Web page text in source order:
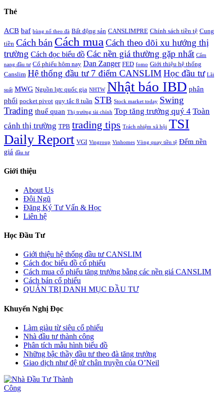
Thẻ
ACB baf bùng nổ theo đà Bất động sản CANSLIMPRE Chính sách tiền tệ Cung
tiền Cách bán Cách mua Cách theo dõi xu hướng thị
trường Cách đọc biểu đồ Các nền giá thường gặp nhất Cẩm
nang đầu tư Cổ phiếu hôm nay Dan Zanger FED fomo Giới thiệu hệ thống
Canslim Hệ thống đầu tư 7 điểm CANSLIMHọc đầu tư Lãi
suất MWG Nguồn lực quốc gia NHTW Nhật báo IBD phân
phối pocket pivot quy tắc 8 tuần STB Stock market today Swing
Trading thuế quan Thị trường tài chính Top tăng trưởng quý 4 Toàn
cảnh thị trường TPB trading tips Trách nhiệm xã hội TSI
Daily Report VGI Vingroup Vinhomes Vòng quay tiền tệ Đếm nền
giá đầu tư
Giới thiệu
About Us
Đội Ngũ
Đăng Ký Tư Vấn & Học
Liên hệ
Học Đầu Tư
Giới thiệu hệ thống đầu tư CANSLIM
Cách đọc biểu đồ cổ phiếu
Cách mua cổ phiếu tăng trưởng bằng các nền giá CANSLIM
Cách bán cổ phiếu
QUẢN TRỊ DANH MỤC ĐẦU TƯ
Khuyến Nghị Đọc
Làm giàu từ siêu cổ phiếu
Nhà đầu tư thành công
Phân tích mẫu hình biểu đồ
Những bậc thầy đầu tư theo đà tăng trưởng
Giao dịch như đệ tử chân truyền của O’Neil